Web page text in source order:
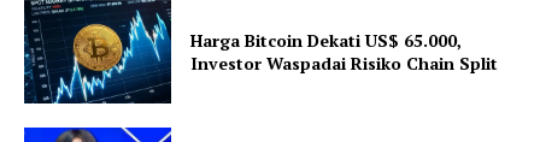
Harga Bitcoin Dekati US$ 65.000,
Investor Waspadai Risiko Chain Split